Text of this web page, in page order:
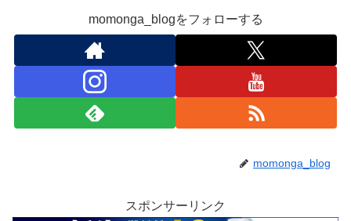
momonga_blogをフォローする
momonga_blog
スポンサーリンク